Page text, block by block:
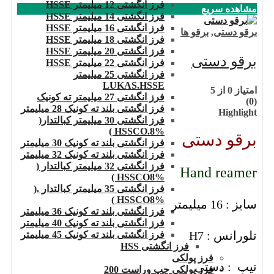
فرز انگشتی 12 میلیمتر HSSE
فرز انگشتی 14 میلیمتر HSSE
فرز انگشتی 16 میلیمتر HSSE
فرز انگشتی 18 میلیمتر HSSE
فرز انگشتی 20 میلیمتر HSSE
فرز انگشتی 22 میلیمتر HSSE
فرز انگشتی 25 میلیمتر
LUKAS.HSSE
فرز انگشتی 27 میلیمتر ته کونیک
فرز انگشتی بلند ته کونیک 28 میلیمتر
فرز انگشتی 30 میلیمتر کبالتدار(
HSSCO.8% )
فرز انگشتی بلند ته کونیک 30 میلیمتر
فرز انگشتی بلند ته کونیک 32 میلیمتر
فرز انگشتی 32 میلیمتر کبالتدار (
HSSCO8% )
فرز انگشتی 35 میلیمتر کبالتدار .(
HSSCO8% )
فرز انگشتی بلند ته کونیک 36 میلیمتر
فرز انگشتی بلند ته کونیک 40 میلیمتر
فرز انگشتی بلند ته کونیک 45 میلیمتر
فرز انگشتی HSS
فرز پولکی
فرز پولکی چپ وراست 200
مشاهده سریع
برقو دستی, برقو ها
برقو دستی
امتیاز 0 از 5
(0)
Highlight
برقو دستی
Hand reamer
سایز : 16 میلیمتر
تلورانس : H7
تیپ : دستی